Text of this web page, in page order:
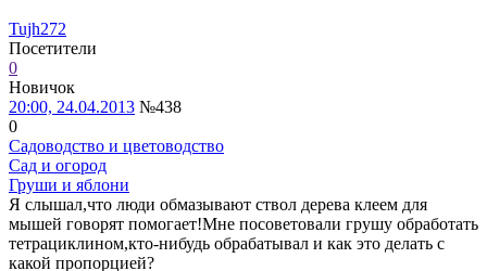
Tujh272
Посетители
0
Новичок
20:00, 24.04.2013 №438
0
Садоводство и цветоводство
Сад и огород
Груши и яблони
Я слышал,что люди обмазывают ствол дерева клеем для
мышей говорят помогает!Мне посоветовали грушу обработать
тетрациклином,кто-нибудь обрабатывал и как это делать с
какой пропорцией?